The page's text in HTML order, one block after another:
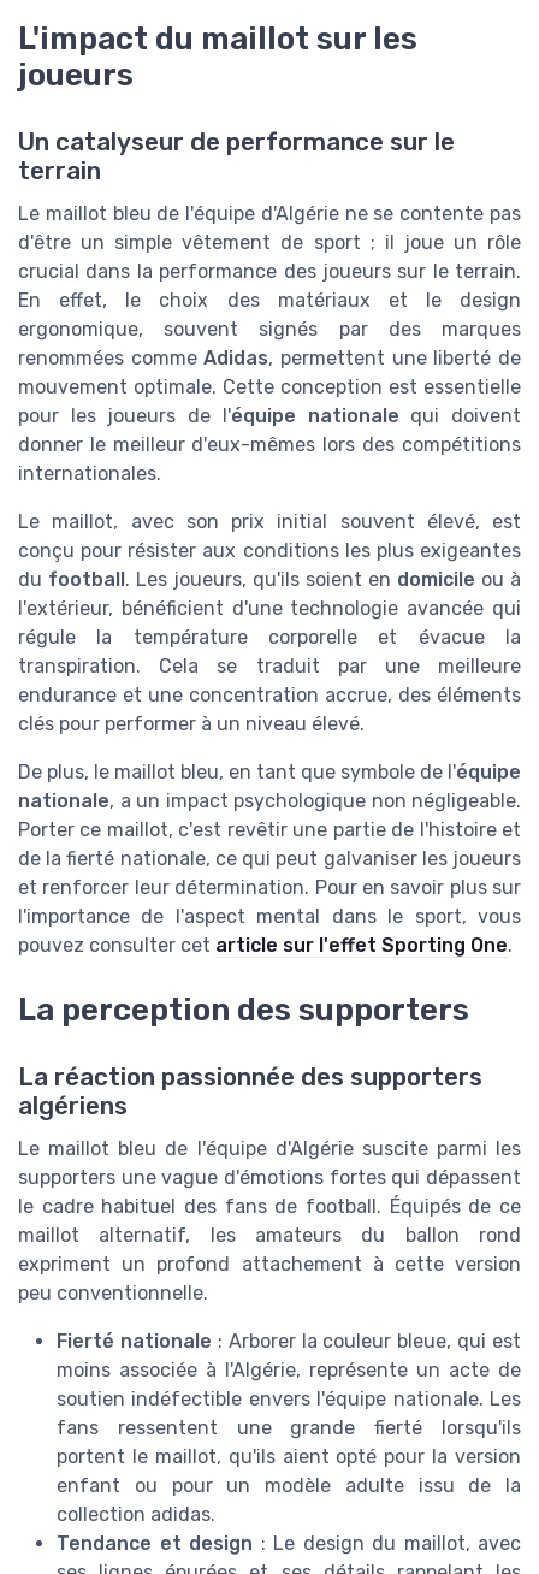
L'impact du maillot sur les
joueurs
Un catalyseur de performance sur le
terrain
Le maillot bleu de l'équipe d'Algérie ne se contente pas
d'être un simple vêtement de sport ; il joue un rôle
crucial dans la performance des joueurs sur le terrain.
En effet, le choix des matériaux et le design
ergonomique, souvent signés par des marques
renommées commeAdidas, permettent une liberté de
mouvement optimale. Cette conception est essentielle
pour les joueurs de l'équipe nationale qui doivent
donner le meilleur d'eux-mêmes lors des compétitions
internationales.
Le maillot, avec son prix initial souvent élevé, est
conçu pour résister aux conditions les plus exigeantes
du football. Les joueurs, qu'ils soient en domicile ou à
l'extérieur, bénéficient d'une technologie avancée qui
régule la température corporelle et évacue la
transpiration. Cela se traduit par une meilleure
endurance et une concentration accrue, des éléments
clés pour performer à un niveau élevé.
De plus, le maillot bleu, en tant que symbole de l'équipe
nationale, a un impact psychologique non négligeable.
Porter ce maillot, c'est revêtir une partie de l'histoire et
de la fierté nationale, ce qui peut galvaniser les joueurs
et renforcer leur détermination. Pour en savoir plus sur
l'importance de l'aspect mental dans le sport, vous
pouvez consulter cet article sur l'effet Sporting One.
La perception des supporters
La réaction passionnée des supporters
algériens
Le maillot bleu de l'équipe d'Algérie suscite parmi les
supporters une vague d'émotions fortes qui dépassent
le cadre habituel des fans de football. Équipés de ce
maillot alternatif, les amateurs du ballon rond
expriment un profond attachement à cette version
peu conventionnelle.
Fierté nationale : Arborer la couleur bleue, qui est
moins associée à l'Algérie, représente un acte de
soutien indéfectible envers l'équipe nationale. Les
fans ressentent une grande fierté lorsqu'ils
portent le maillot, qu'ils aient opté pour la version
enfant ou pour un modèle adulte issu de la
collection adidas.
Tendance et design : Le design du maillot, avec